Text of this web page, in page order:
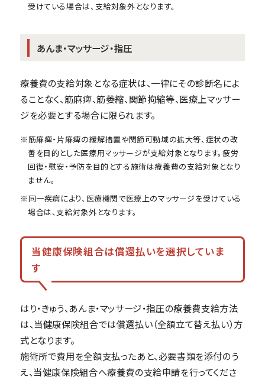
受けている場合は、支給対象外となります。
あんま・マッサージ・指圧
療養費の支給対象となる症状は、一律にその診断名によ
ることなく、筋麻痺、筋萎縮、関節拘縮等、医療上マッサー
ジを必要とする場合に限られます。
※筋麻痺・片麻痺の緩解措置や関節可動域の拡大等、症状の改
善を目的とした医療用マッサージが支給対象となります。疲労
回復・慰安・予防を目的とする施術は療養費の支給対象となり
ません。
※同一疾病により、医療機関で医療上のマッサージを受けている
場合は、支給対象外となります。
当健康保険組合は償還払いを選択していま
す
はり・きゅう、あんま・マッサージ・指圧の療養費支給方法
は、当健康保険組合では償還払い（全額立て替え払い）方
式となります。
施術所で費用を全額支払ったあと、必要書類を添付のう
え、当健康保険組合へ療養費の支給申請を行ってくださ